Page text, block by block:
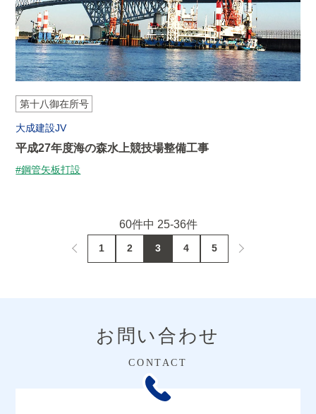
第十八御在所号
大成建設JV
平成27年度海の森水上競技場整備工事
#鋼管矢板打設
60件中 25-36件
前のページへ
1 2 3 4 5
お問い合わせ